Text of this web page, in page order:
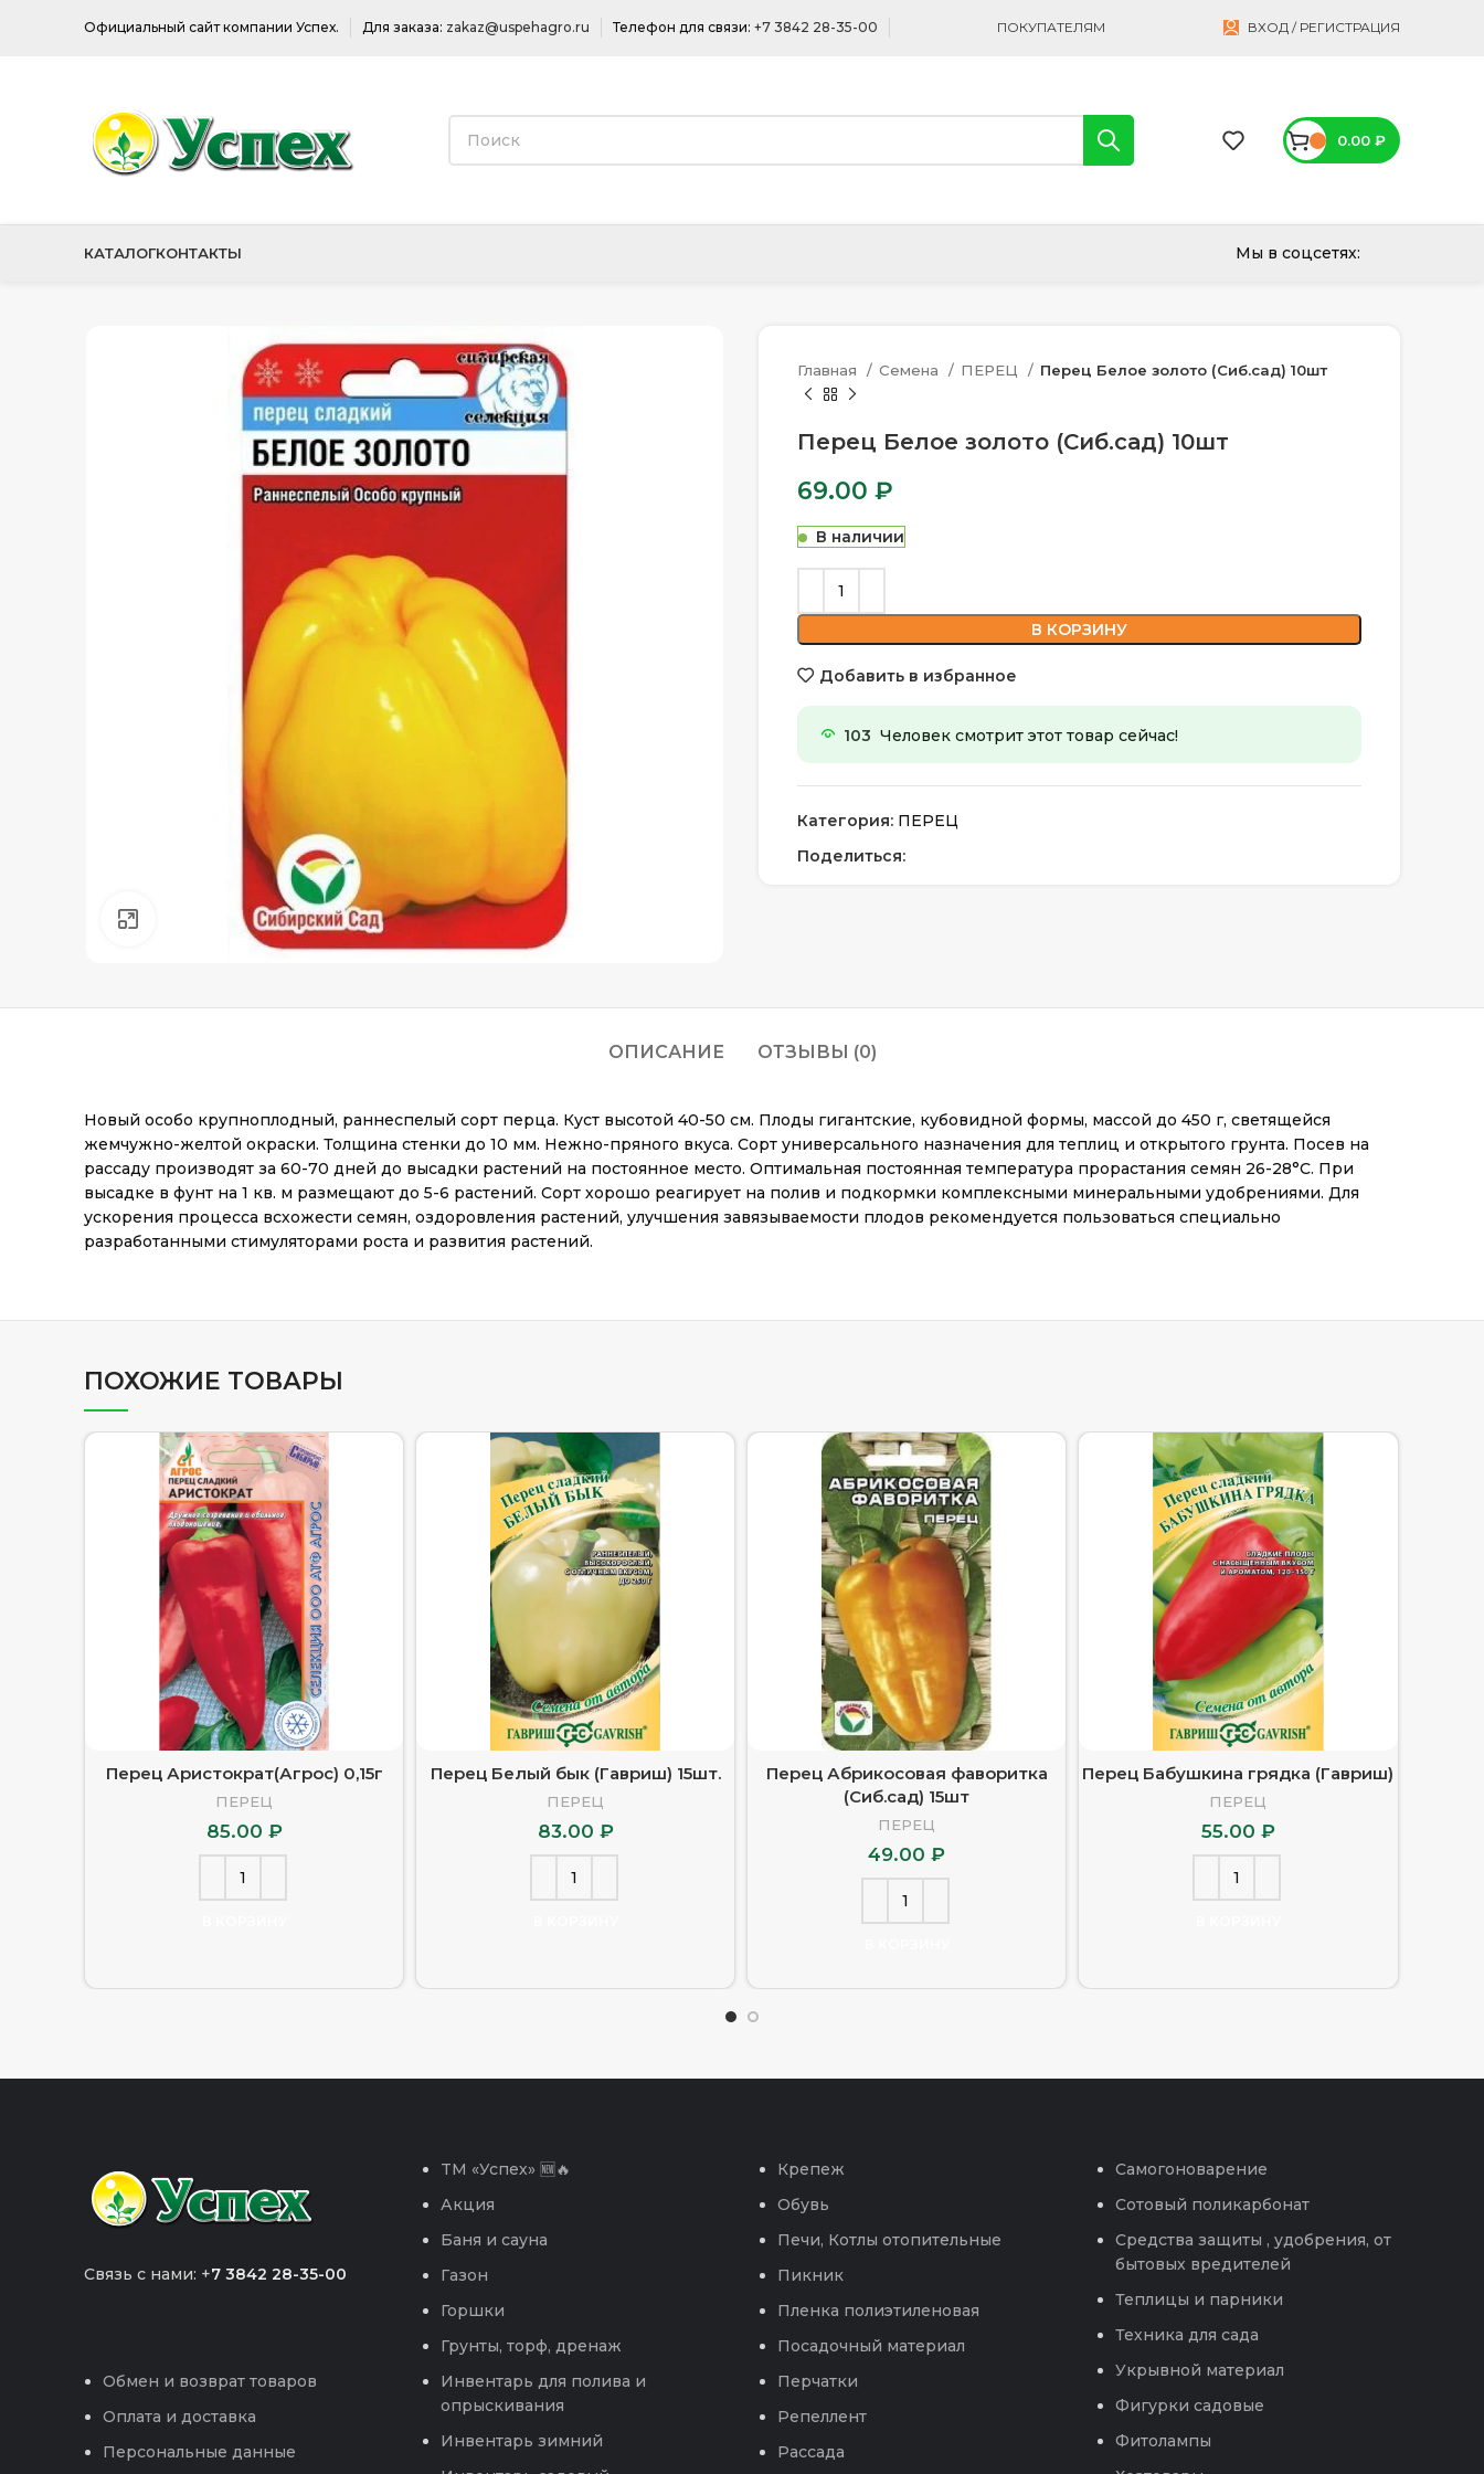
Официальный сайт компании Успех. Для заказа: zakaz@uspehagro.ru Телефон для связи: +7 3842 28-35-00 ПОКУПАТЕЛЯМ ВХОД / РЕГИСТРАЦИЯ
0.00 ₽
КАТАЛОГКОНТАКТЫ Мы в соцсетях:
Нажмите, чтобы увеличить
Главная Семена ПЕРЕЦ Перец Белое золото (Сиб.сад) 10шт
Перец Белое золото (Сиб.сад) 10шт
69.00 ₽
В наличии
В КОРЗИНУ
Добавить в избранное
103 Человек смотрит этот товар сейчас!
Категория: ПЕРЕЦ
Поделиться:
ОПИСАНИЕ ОТЗЫВЫ (0)
Новый особо крупноплодный, раннеспелый сорт перца. Куст высотой 40-50 см. Плоды гигантские, кубовидной формы, массой до 450 г, светящейся
жемчужно-желтой окраски. Толщина стенки до 10 мм. Нежно-пряного вкуса. Сорт универсального назначения для теплиц и открытого грунта. Посев на
рассаду производят за 60-70 дней до высадки растений на постоянное место. Оптимальная постоянная температура прорастания семян 26-28°С. При
высадке в фунт на 1 кв. м размещают до 5-6 растений. Сорт хорошо реагирует на полив и подкормки комплексными минеральными удобрениями. Для
ускорения процесса всхожести семян, оздоровления растений, улучшения завязываемости плодов рекомендуется пользоваться специально
разработанными стимуляторами роста и развития растений.
ПОХОЖИЕ ТОВАРЫ
Перец Аристократ(Агрос) 0,15г
ПЕРЕЦ
85.00 ₽
Перец Белый бык (Гавриш) 15шт.
ПЕРЕЦ
83.00 ₽
Перец Абрикосовая фаворитка
(Сиб.сад) 15шт
ПЕРЕЦ
49.00₽
Перец Бабушкина грядка (Гавриш)
ПЕРЕЦ
55.00 ₽
Связь с нами: +7 3842 28-35-00
Обмен и возврат товаров
Оплата и доставка
Персональные данные
TM «Успех» 🆕🔥
Акция
Баня и сауна
Газон
Горшки
Грунты, торф, дренаж
Инвентарь для полива и
опрыскивания
Инвентарь зимний
Крепеж
Обувь
Печи, Котлы отопительные
Пикник
Пленка полиэтиленовая
Посадочный материал
Перчатки
Репеллент
Рассада
Самогоноварение
Сотовый поликарбонат
Средства защиты , удобрения, от
бытовых вредителей
Теплицы и парники
Техника для сада
Укрывной материал
Фигурки садовые
Фитолампы